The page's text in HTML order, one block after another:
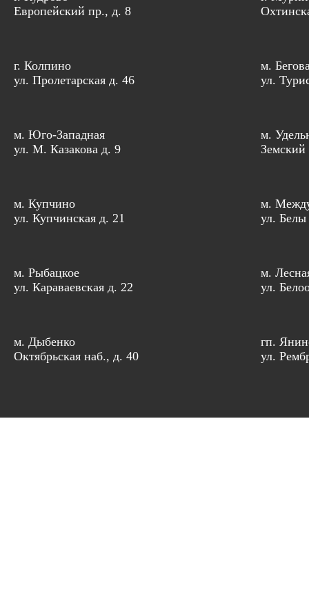
Европейский пр., д. 8
г. Колпино
ул. Пролетарская д. 46
м.
ул.
м. Юго-Западная
ул. М. Казакова д. 9
м.
Земский
м. Купчино
ул. Купчинская д. 21
м.
ул.
м. Рыбацкое
ул. Караваевская д. 22
м.
ул.
м. Дыбенко
Октябрьская наб., д. 40
гп.
ул.